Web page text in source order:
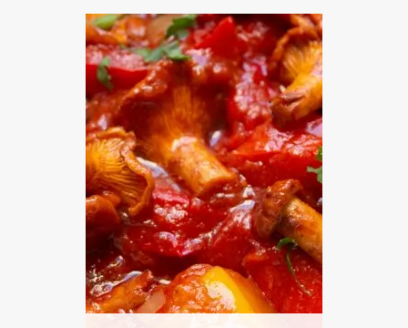
więcej
Czas przygotowania: 15 minut
pracy + 70 minut czekania
DANIA GŁÓWNE
LUNCHE DO PRACY
ŚWIATOWY DZIEŃ
WEGETARIANIZMU